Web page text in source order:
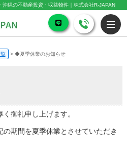
縄の不動産投資・収益物件｜株式会社R-JAPAN
> ◆夏季休業のお知らせ
御礼申し上げます。
期間を夏季休業とさせていただき